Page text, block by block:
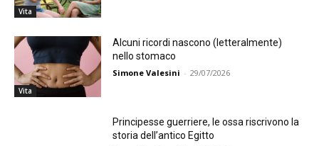
Vita
Vita
Alcuni ricordi nascono (letteralmente)
nello stomaco
Simone Valesini - 29/07/2026
Principesse guerriere, le ossa riscrivono la
storia dell’antico Egitto